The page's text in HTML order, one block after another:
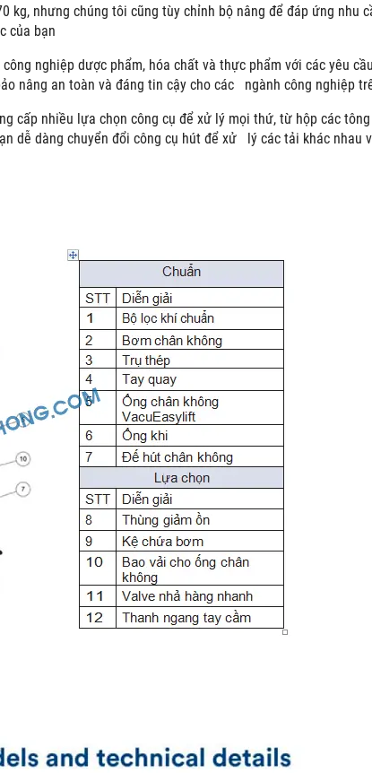
kg, nhưng chúng tôi cũng tùy chỉnh bộ nâng để đáp ứng nhu
của bạn
nghiệp dược phẩm, hóa chất và thực phẩm với các yêu
nâng an toàn và đáng tin cậy cho các ngành công nghiệp
cấp nhiều lựa chọn công cụ để xử lý mọi thứ, từ hộp các
dễ dàng chuyển đổi công cụ hút để xử lý các tải khác nhau